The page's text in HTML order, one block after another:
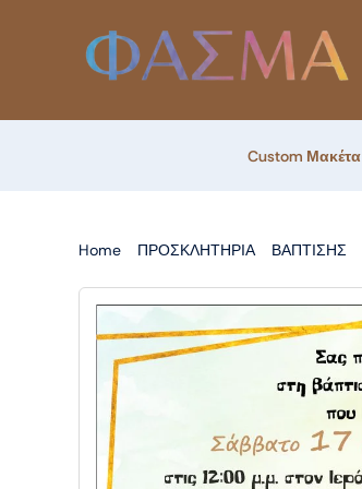
Custom Μακέτα
Home ΠΡΟΣΚΛΗΤΗΡΙΑ ΒΑΠΤΙΣΗΣ